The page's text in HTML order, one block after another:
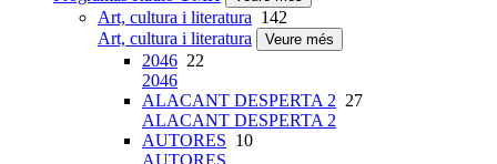
Art, cultura i literatura 142
Art, cultura i literatura
Veure més
2046 22
2046
ALACANT DESPERTA 2 27
ALACANT DESPERTA 2
AUTORES 10